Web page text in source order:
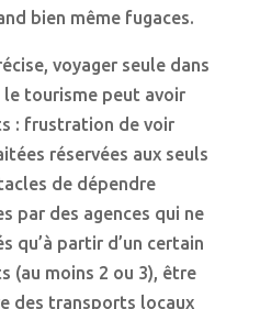
bien même fugaces.
voyager seule dans
le tourisme peut avoir
: frustration de voir
réservées aux seuls
de dépendre
par des agences qui ne
qu’à partir d’un certain
(au moins 2 ou 3), être
des transports locaux